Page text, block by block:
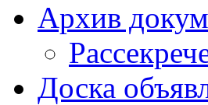
Архив
Доска